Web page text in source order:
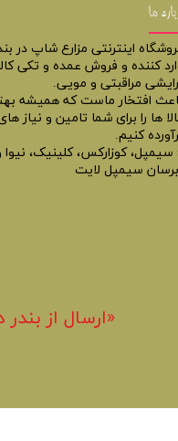
ما
اینترنتی مزارع شاپ در
کننده و فروش عمده و تکی
مراقبتی و مویی.
افتخار ماست که همیشه
ها را برای شما تامین و نیاز
کنیم.
سیمپل، کوزارکس، کلینیک، نیوا
سیمپل لایت
«​ارسال از بندر دیلم و شهر بهبهان»